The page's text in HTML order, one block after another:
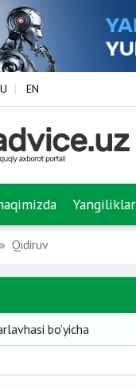
EN
Yangiliklar
Qidiruv
bo’yicha